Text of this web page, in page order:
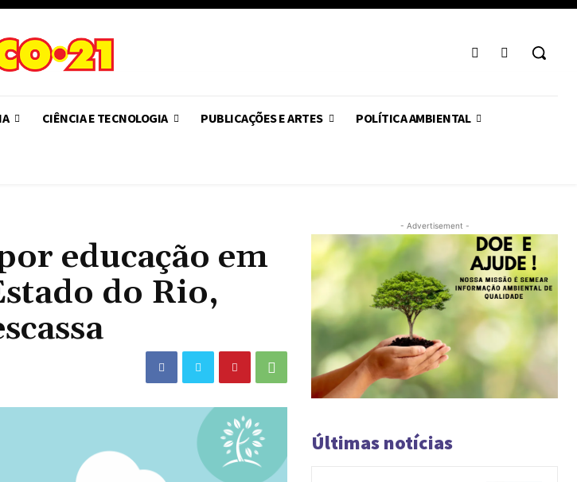
CIÊNCIA E TECNOLOGIA PUBLICAÇÕES E ARTES POLÍTICA AMBIENTAL
educação em
do Rio,
- Advertisement -
Últimas notícias